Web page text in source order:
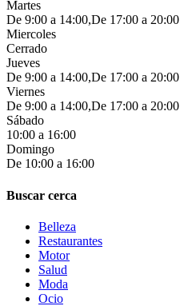
Martes
De 9:00 a 14:00,De 17:00 a 20:00
Miercoles
Cerrado
Jueves
De 9:00 a 14:00,De 17:00 a 20:00
Viernes
De 9:00 a 14:00,De 17:00 a 20:00
Sábado
10:00 a 16:00
Domingo
De 10:00 a 16:00
Buscar cerca
Belleza
Restaurantes
Motor
Salud
Moda
Ocio